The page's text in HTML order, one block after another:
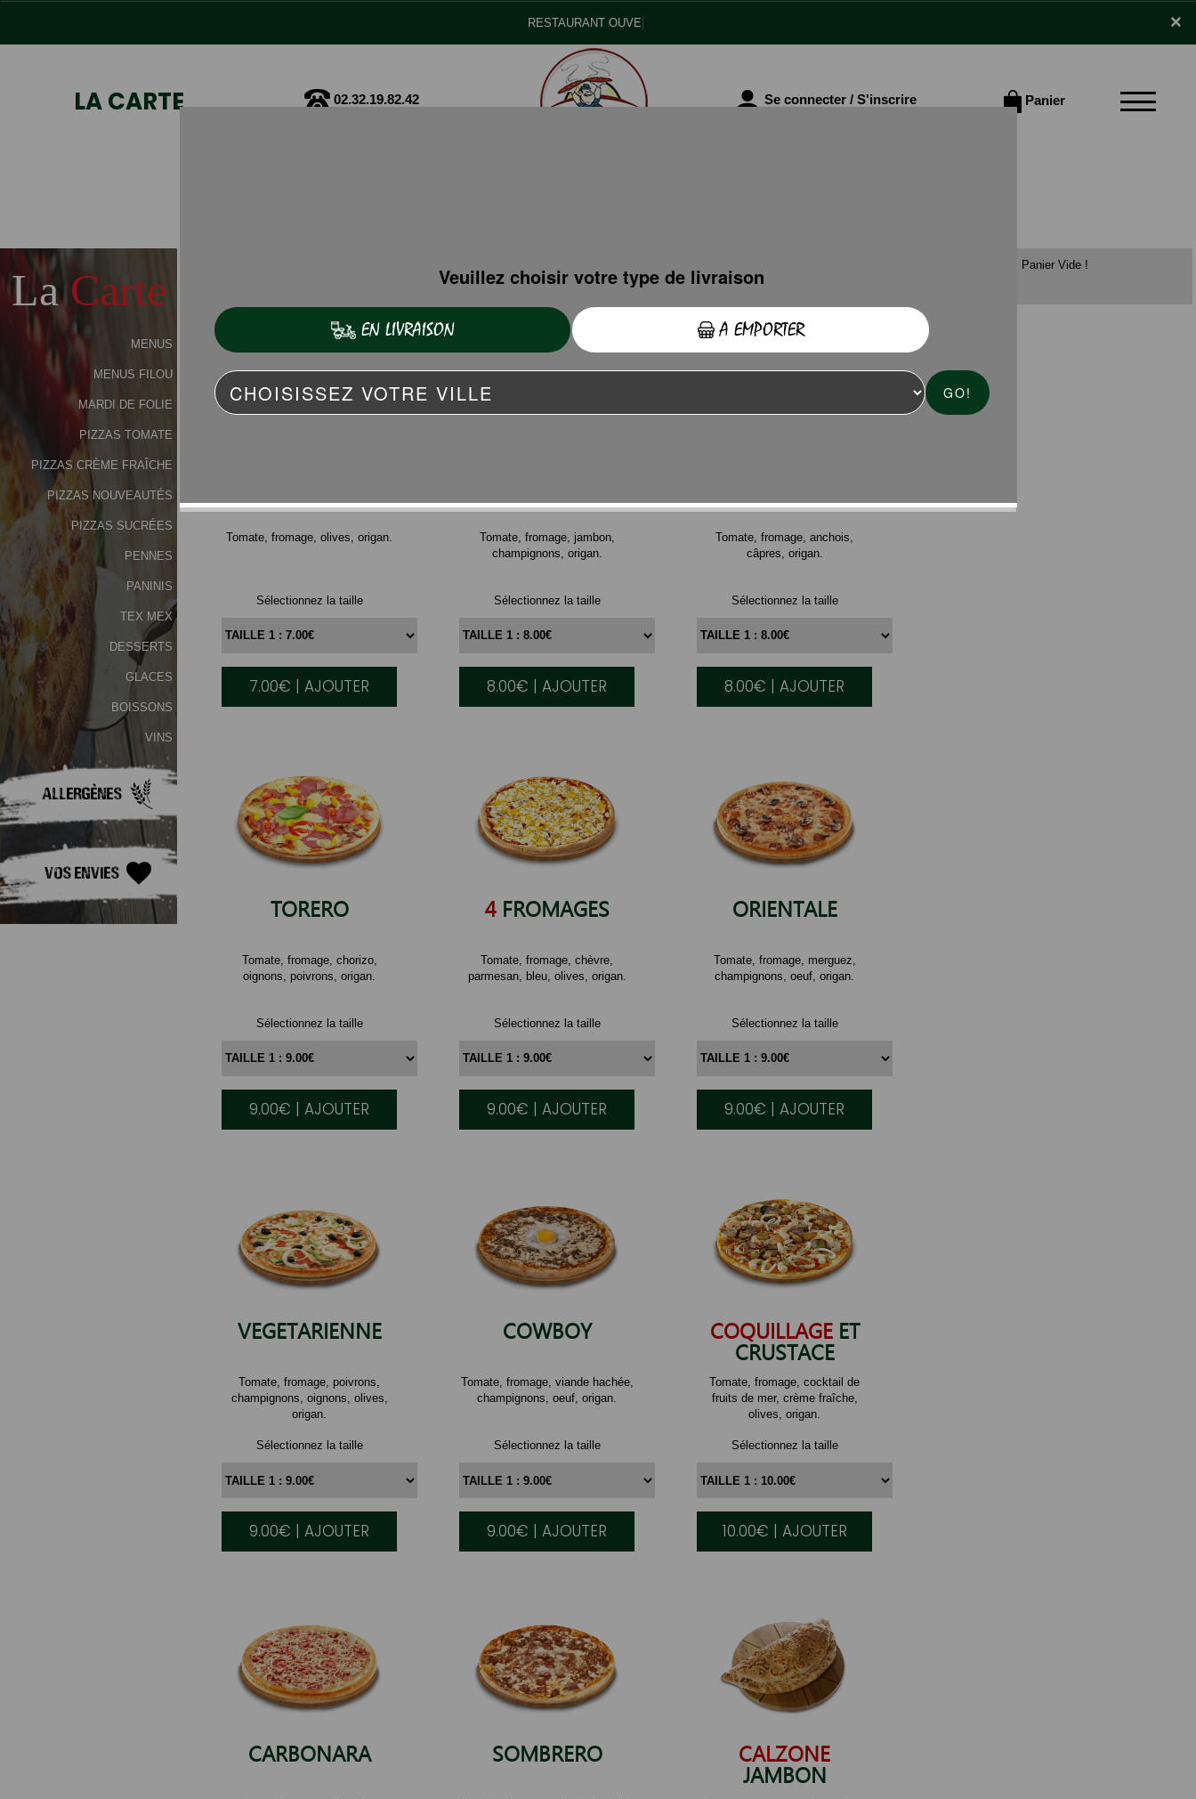
×
R
LA CARTE 02.32.19.82.42 Se connecter / S'inscrire Panier
×
LaCarte
MENUS
MENUS FILOU
MARDI DE FOLIE
PIZZAS TOMATE
PIZZAS CRÈME FRAÎCHE
PIZZAS NOUVEAUTÉS
PIZZAS SUCRÉES
PENNES
PANINIS
TEX MEX
DESSERTS
GLACES
BOISSONS
VINS
Allergènes
Vos Envies
PIZZAS TOMATE
Tomate, fromage, olives, origan.
Sélectionnez la taille
7.00€ | AJOUTER
Tomate, fromage, jambon,
champignons, origan.
Sélectionnez la taille
8.00€ | AJOUTER
Tomate, fromage, anchois,
câpres, origan.
Sélectionnez la taille
8.00€ | AJOUTER
TORERO
Tomate, fromage, chorizo,
oignons, poivrons, origan.
Sélectionnez la taille
9.00€ | AJOUTER
4FROMAGES
Tomate, fromage, chèvre,
parmesan, bleu, olives, origan.
Sélectionnez la taille
9.00€ | AJOUTER
ORIENTALE
Tomate, fromage, merguez,
champignons, oeuf, origan.
Sélectionnez la taille
9.00€ | AJOUTER
VEGETARIENNE
Tomate, fromage, poivrons,
champignons, oignons, olives,
origan.
Sélectionnez la taille
9.00€ | AJOUTER
COWBOY
Tomate, fromage, viande hachée,
champignons, oeuf, origan.
Sélectionnez la taille
9.00€ | AJOUTER
COQUILLAGEET
CRUSTACE
Tomate, fromage, cocktail de
fruits de mer, crème fraîche,
olives, origan.
Sélectionnez la taille
10.00€ | AJOUTER
CARBONARA SOMBRERO
CALZONE
JAMBON
Panier Vide !